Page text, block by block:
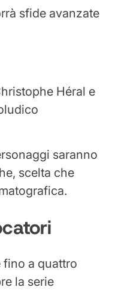
sfide avanzate
Héral e
saranno
scelta che
a quattro
la serie